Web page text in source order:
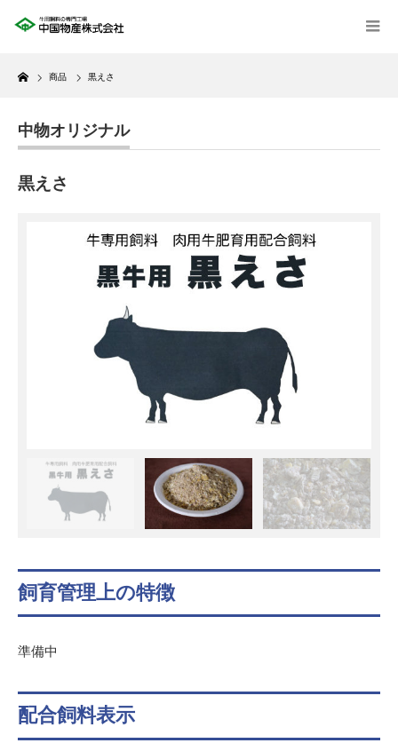
Home
商品 黒えさ
中物オリジナル
黒えさ
飼育管理上の特徴
準備中
配合飼料表示